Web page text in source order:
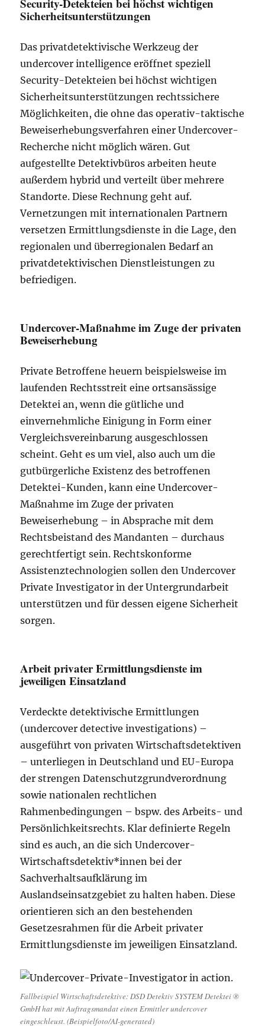
Sicherheitsunterstützungen
Das privatdetektivische Werkzeug der
undercover intelligence eröffnet speziell
Security-Detekteien bei höchst wichtigen
Sicherheitsunterstützungen rechtssichere
Möglichkeiten, die ohne das operativ-taktische
Beweiserhebungsverfahren einer Undercover-
Recherche nicht möglich wären. Gut
aufgestellte Detektivbüros arbeiten heute
außerdem hybrid und verteilt über mehrere
Standorte. Diese Rechnung geht auf.
Vernetzungen mit internationalen Partnern
versetzen Ermittlungsdienste in die Lage, den
regionalen und überregionalen Bedarf an
privatdetektivischen Dienstleistungen zu
befriedigen.
Undercover-Maßnahme im Zuge der privaten
Beweiserhebung
Private Betroffene heuern beispielsweise im
laufenden Rechtsstreit eine ortsansässige
Detektei an, wenn die gütliche und
einvernehmliche Einigung in Form einer
Vergleichsvereinbarung ausgeschlossen
scheint. Geht es um viel, also auch um die
gutbürgerliche Existenz des betroffenen
Detektei-Kunden, kann eine Undercover-
Maßnahme im Zuge der privaten
Beweiserhebung – in Absprache mit dem
Rechtsbeistand des Mandanten – durchaus
gerechtfertigt sein. Rechtskonforme
Assistenztechnologien sollen den Undercover
Private Investigator in der Untergrundarbeit
unterstützen und für dessen eigene Sicherheit
sorgen.
Arbeit privater Ermittlungsdienste im
jeweiligen Einsatzland
Verdeckte detektivische Ermittlungen
(undercover detective investigations) –
ausgeführt von privaten Wirtschaftsdetektiven
– unterliegen in Deutschland und EU-Europa
der strengen Datenschutzgrundverordnung
sowie nationalen rechtlichen
Rahmenbedingungen – bspw. des Arbeits- und
Persönlichkeitsrechts. Klar definierte Regeln
sind es auch, an die sich Undercover-
Wirtschaftsdetektiv*innen bei der
Sachverhaltsaufklärung im
Auslandseinsatzgebiet zu halten haben. Diese
orientieren sich an den bestehenden
Gesetzesrahmen für die Arbeit privater
Ermittlungsdienste im jeweiligen Einsatzland.
Fallbeispiel Wirtschaftsdetektive: DSD Detektiv SYSTEM Detektei ®
GmbH hat mit Auftragsmandat einen Ermittler undercover
eingeschleust. (Beispielfoto/AI-generated)